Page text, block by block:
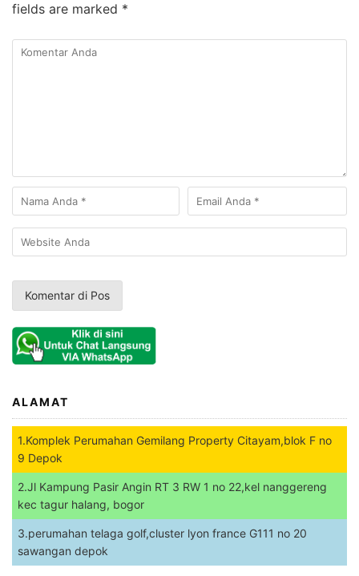
fields are marked *
ALAMAT
1.Komplek Perumahan Gemilang Property Citayam,blok F no
9 Depok
2.Jl Kampung Pasir Angin RT 3 RW 1 no 22,kel nanggereng
kec tagur halang, bogor
3.perumahan telaga golf,cluster lyon france G111 no 20
sawangan depok